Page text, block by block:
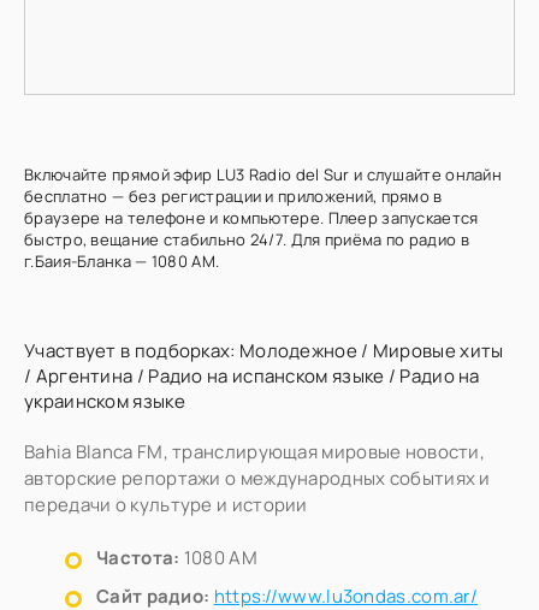
Включайте прямой эфир LU3 Radio del Sur и слушайте онлайн
бесплатно — без регистрации и приложений, прямо в
браузере на телефоне и компьютере. Плеер запускается
быстро, вещание стабильно 24/7. Для приёма по радио в
г.Баия-Бланка — 1080 AM.
Участвует в подборках: Молодежное/ Мировые хиты
/ Аргентина / Радио на испанском языке / Радио на
украинском языке
Bahia Blanca FM, транслирующая мировые новости,
авторские репортажи о международных событиях и
передачи о культуре и истории
Частота: 1080 AM
Сайт радио: https://www.lu3ondas.com.ar/